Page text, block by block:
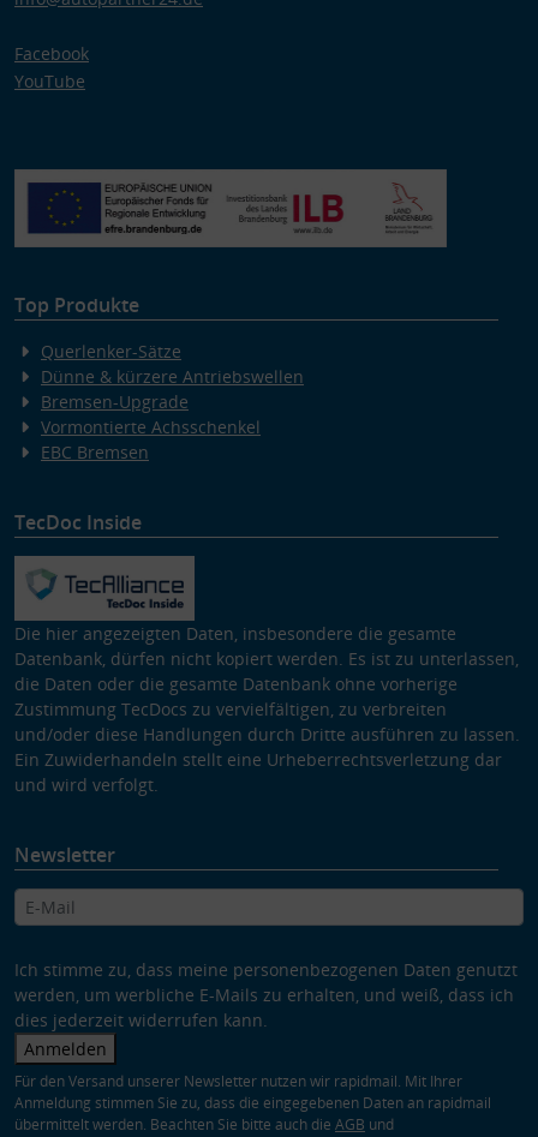
Facebook
YouTube
Top Produkte
Querlenker-Sätze
Dünne & kürzere Antriebswellen
Bremsen-Upgrade
Vormontierte Achsschenkel
EBC Bremsen
TecDoc Inside
Die hier angezeigten Daten, insbesondere die gesamte
Datenbank, dürfen nicht kopiert werden. Es ist zu unterlassen,
die Daten oder die gesamte Datenbank ohne vorherige
Zustimmung TecDocs zu vervielfältigen, zu verbreiten
und/oder diese Handlungen durch Dritte ausführen zu lassen.
Ein Zuwiderhandeln stellt eine Urheberrechtsverletzung dar
und wird verfolgt.
Newsletter
Ich stimme zu, dass meine personenbezogenen Daten genutzt
werden, um werbliche E-Mails zu erhalten, und weiß, dass ich
dies jederzeit widerrufen kann.
Anmelden
Für den Versand unserer Newsletter nutzen wir rapidmail. Mit Ihrer
Anmeldung stimmen Sie zu, dass die eingegebenen Daten an rapidmail
übermittelt werden. Beachten Sie bitte auch die AGB und